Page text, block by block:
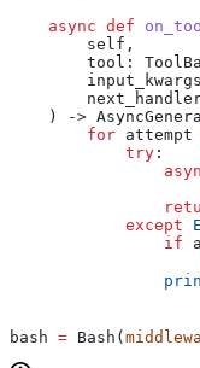
    async
def
        self
,
        tool
:
        input_kwargs
) ->
        for
attempt
            try
:
            except
                if
bash = Bash(